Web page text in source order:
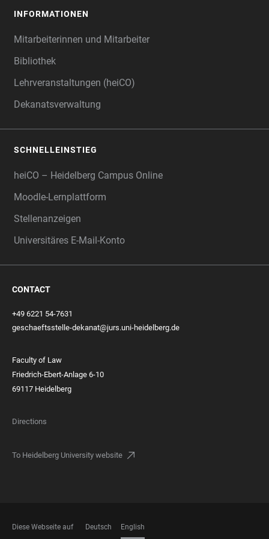
INFORMATIONEN
Mitarbeiterinnen und Mitarbeiter
Bibliothek
Lehrveranstaltungen (heiCO)
Dekanatsverwaltung
SCHNELLEINSTIEG
heiCO – Heidelberg Campus Online
Moodle-Lernplattform
Stellenanzeigen
Universitäres E-Mail-Konto
CONTACT
+49 6221 54-7631
geschaeftsstelle-dekanat@jurs.uni-heidelberg.de
Faculty of Law
Friedrich-Ebert-Anlage 6-10
69117 Heidelberg
Directions
To Heidelberg University website
Diese Webseite auf Deutsch English